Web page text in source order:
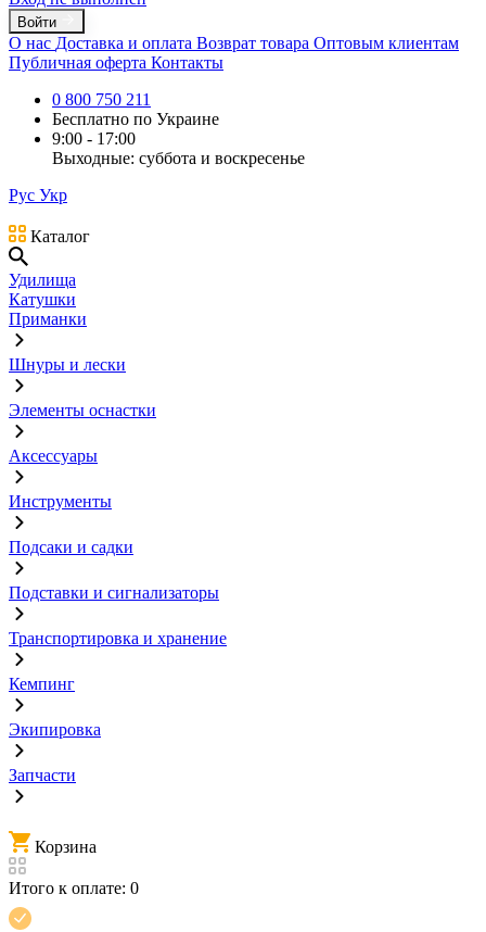
Войти
О нас Доставка и оплата Возврат товара Оптовым клиентам
Публичная оферта Контакты
0 800 750 211
Бесплатно по Украине
9:00 - 17:00
Выходные: суббота и воскресенье
Рус Укр
Каталог
Удилища
Катушки
Приманки
Шнуры и лески
Элементы оснастки
Аксессуары
Инструменты
Подсаки и садки
Подставки и сигнализаторы
Транспортировка и хранение
Кемпинг
Экипировка
Запчасти
Корзина
Итого к оплате: 0